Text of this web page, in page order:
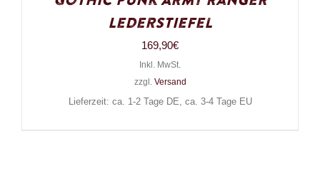
Lederstiefel
169,90€
Inkl. MwSt.
zzgl. Versand
Lieferzeit: ca. 1-2 Tage DE, ca. 3-4 Tage EU